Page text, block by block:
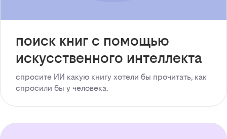
поиск книг с помощью
искусственного интеллекта
спросите ИИ какую книгу хотели бы прочитать, как
спросили бы у человека.